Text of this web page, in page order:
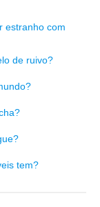
estranho com
de ruivo?
tem?